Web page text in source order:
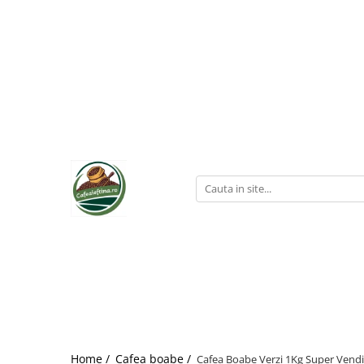
Home / Cafea boabe / Cafea Boabe Verzi 1Kg Super